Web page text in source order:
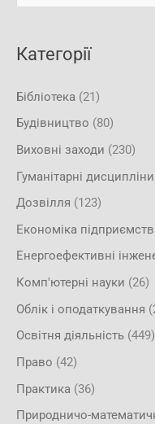
Категорії
Бібліотека (21)
Будівництво (80)
Виховні заходи (230)
Гуманітарні дисципліни
Дозвілля (123)
Економіка
Енергоефективні
Комп'ютерні науки (26)
Облік і оподаткування
Освітня діяльність (449)
Право (42)
Практика (36)
Природничо-